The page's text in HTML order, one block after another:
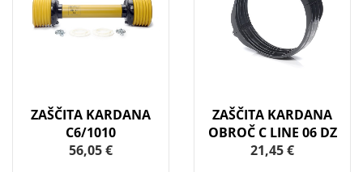
ZAŠČITA KARDANA
C6/1010
56,05 €
ZAŠČITA KARDANA
OBROČ C LINE 06 DZ
21,45 €